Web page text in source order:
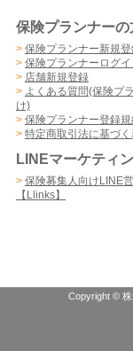
保険プランナーの
> 保険プランナー新規
> 保険プランナーログイ
> 店舗新規登録
> よくある質問(保険プ
け)
> 保険プランナー登録規
> 特定商取引法に基づ
LINEマーケティ
> 保険募集人向けLINE
【Llinks】
Copyright © 株